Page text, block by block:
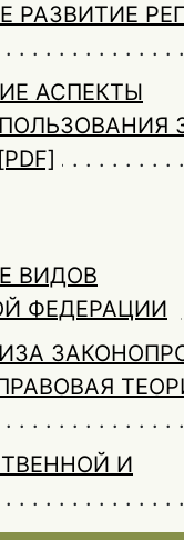
РАЗВИТИЕ
АСПЕКТЫ
[PDF]
ВИДОВ
ФЕДЕРАЦИИ
И